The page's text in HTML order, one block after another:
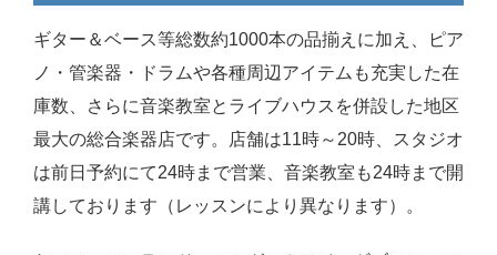
ギター＆ベース等総数約1000本の品揃えに加え、ピア
ノ・管楽器・ドラムや各種周辺アイテムも充実した在
庫数、さらに音楽教室とライブハウスを併設した地区
最大の総合楽器店です。店舗は11時～20時、スタジオ
は前日予約にて24時まで営業、音楽教室も24時まで開
講しております（レッスンにより異なります）。